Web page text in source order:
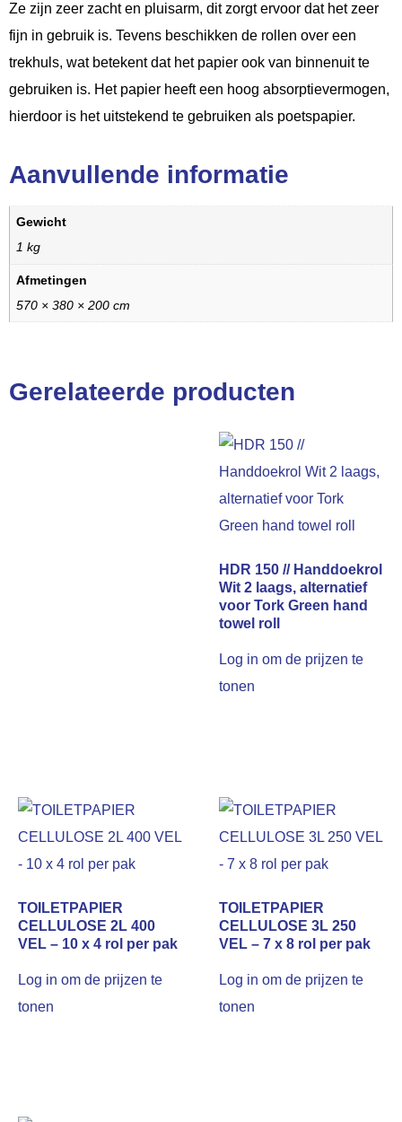
Ze zijn zeer zacht en pluisarm, dit zorgt ervoor dat het zeer
fijn in gebruik is. Tevens beschikken de rollen over een
trekhuls, wat betekent dat het papier ook van binnenuit te
gebruiken is. Het papier heeft een hoog absorptievermogen,
hierdoor is het uitstekend te gebruiken als poetspapier.
Aanvullende informatie
Gewicht
1 kg
Afmetingen
570 × 380 × 200 cm
Gerelateerde producten
HDR 150 // Handdoekrol
Wit 2 laags, alternatief
voor Tork Green hand
towel roll
Log in om de prijzen te
tonen
TOILETPAPIER
CELLULOSE 2L 400
VEL – 10 x 4 rol per pak
Log in om de prijzen te
tonen
TOILETPAPIER
CELLULOSE 3L 250
VEL – 7 x 8 rol per pak
Log in om de prijzen te
tonen